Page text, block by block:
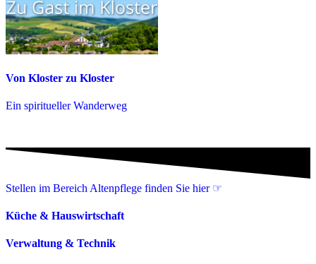
Von Kloster zu Kloster
Ein spiritueller Wanderweg
Stellen im Bereich Altenpflege finden Sie hier ☞
Küche & Hauswirtschaft
Verwaltung & Technik